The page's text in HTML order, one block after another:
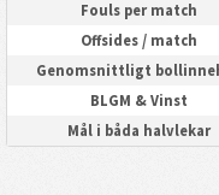
Fouls per match
Offsides / match
Genomsnittligt
BLGM & Vinst
Mål i båda halvlekar